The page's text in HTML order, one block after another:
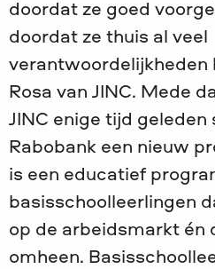
doordat ze goed
doordat ze thuis al veel
verantwoordelijkheden
Rosa van JINC. Mede
JINC enige tijd geleden
Rabobank een nieuw
is een educatief
basisschoolleerlingen
op de arbeidsmarkt én
omheen.